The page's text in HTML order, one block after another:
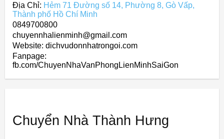
Địa Chỉ: Hẻm 71 Đường số 14, Phường 8, Gò Vấp,
Thành phố Hồ Chí Minh
0849700800
chuyennhalienminh@gmail.com
Website: dichvudonnhatrongoi.com
Fanpage:
fb.com/ChuyenNhaVanPhongLienMinhSaiGon
Chuyển Nhà Thành Hưng